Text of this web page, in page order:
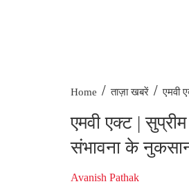
Home / ताज़ा खबरें / एमवी
एमवी एक्ट |
संभावना के
Avanish Pathak